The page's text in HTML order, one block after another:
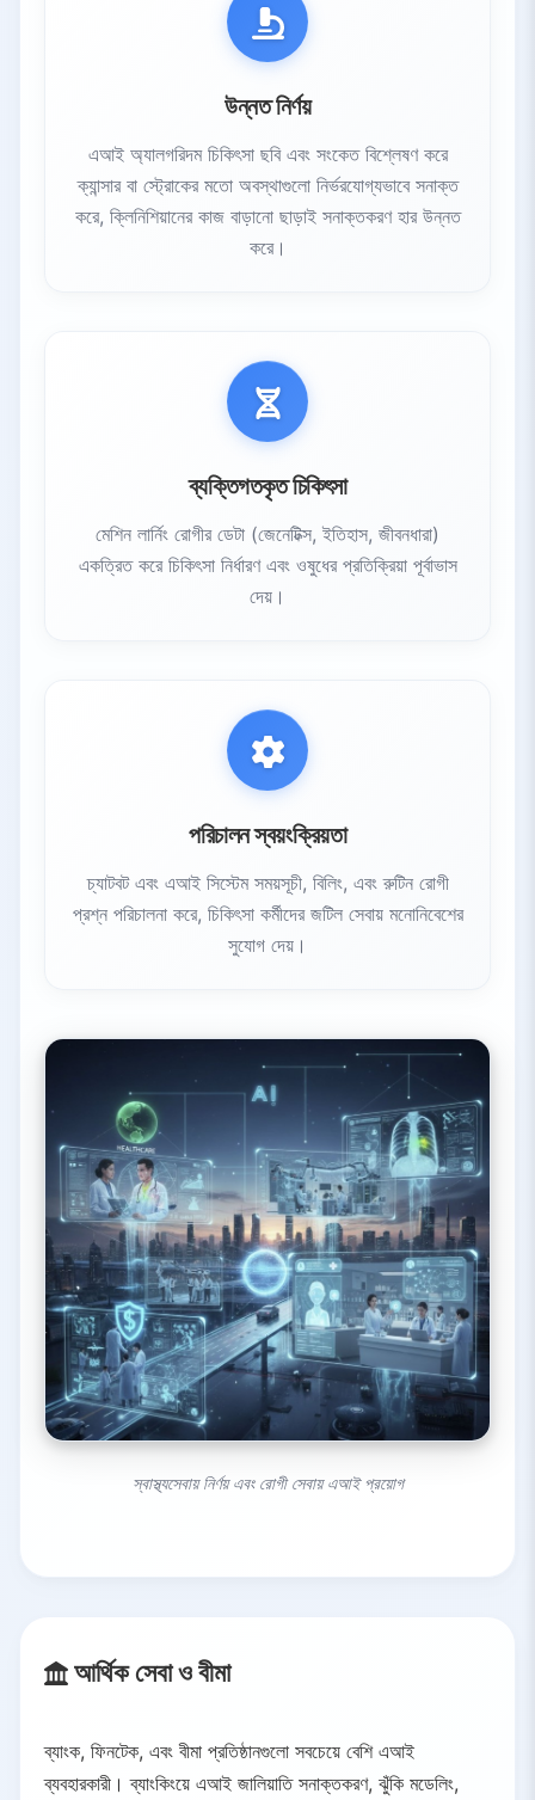
উন্নত নির্ণয়
এআই অ্যালগরিদম চিকিৎসা ছবি এবং সংকেত বিশ্লেষণ করে
ক্যান্সার বা স্ট্রোকের মতো অবস্থাগুলো নির্ভরযোগ্যভাবে সনাক্ত
করে, ক্লিনিশিয়ানের কাজ বাড়ানো ছাড়াই সনাক্তকরণ হার উন্নত
করে।
ব্যক্তিগতকৃত চিকিৎসা
মেশিন লার্নিং রোগীর ডেটা (জেনেটিক্স, ইতিহাস, জীবনধারা)
একত্রিত করে চিকিৎসা নির্ধারণ এবং ওষুধের প্রতিক্রিয়া পূর্বাভাস
দেয়।
পরিচালন স্বয়ংক্রিয়তা
চ্যাটবট এবং এআই সিস্টেম সময়সূচী, বিলিং, এবং রুটিন রোগী
প্রশ্ন পরিচালনা করে, চিকিৎসা কর্মীদের জটিল সেবায় মনোনিবেশের
সুযোগ দেয়।
স্বাস্থ্যসেবায় নির্ণয় এবং রোগী সেবায় এআই প্রয়োগ
আর্থিক সেবা ও বীমা
ব্যাংক, ফিনটেক, এবং বীমা প্রতিষ্ঠানগুলো সবচেয়ে বেশি এআই
ব্যবহারকারী। ব্যাংকিংয়ে এআই জালিয়াতি সনাক্তকরণ, ঝুঁকি মডেলিং,